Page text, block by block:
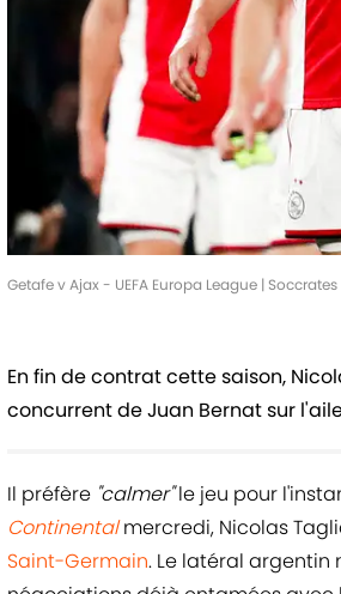
Getafe v Ajax - UEFA Europa League |
En fin de contrat cette saison,
concurrent de Juan Bernat sur
Il préfère "calmer"le jeu pour
Continentalmercredi, Nicolas
Saint-Germain. Le latéral argentin